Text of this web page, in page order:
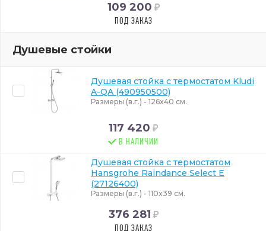
109 200
ПОД ЗАКАЗ
Душевые стойки
Душевая стойка с термостатом Kludi
A-QA (490950500)
Размеры (в.г.) - 126x40 см.
117 420
В НАЛИЧИИ
Душевая стойка с термостатом
Hansgrohe Raindance Select E
(27126400)
Размеры (в.г.) - 110x39 см.
376 281
ПОД ЗАКАЗ